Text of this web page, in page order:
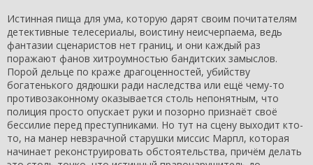
Истинная пища для ума, которую дарят своим почитателям
детективные телесериалы, воистину неисчерпаема, ведь
фантазии сценаристов нет границ, и они каждый раз
поражают фанов хитроумностью бандитских замыслов.
Порой дельце по краже драгоценностей, убийству
богатенького дядюшки ради наследства или ещё чему-то
противозаконному оказывается столь непонятным, что
полиция просто опускает руки и позорно признаёт своё
бессилие перед преступниками. Но тут на сцену выходит кто-
то, на манер невзрачной старушки миссис Марпл, которая
начинает реконструировать обстоятельства, причём делать